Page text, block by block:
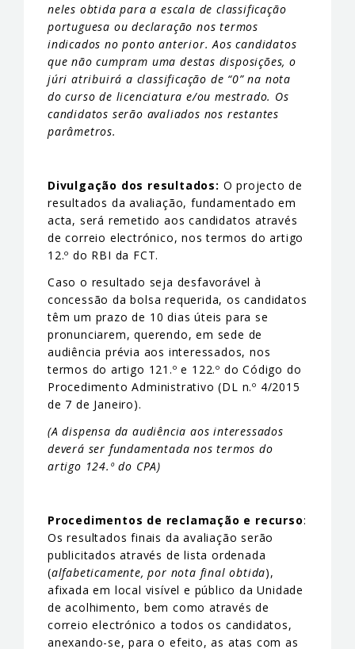
neles obtida para a escala de classificação
portuguesa ou declaração nos termos
indicados no ponto anterior. Aos candidatos
que não cumpram uma destas disposições, o
júri atribuirá a classificação de “0” na nota
do curso de licenciatura e/ou mestrado. Os
candidatos serão avaliados nos restantes
parâmetros.
Divulgação dos resultados: O projecto de
resultados da avaliação, fundamentado em
acta, será remetido aos candidatos através
de correio electrónico, nos termos do artigo
12.º do RBI da FCT.
Caso o resultado seja desfavorável à
concessão da bolsa requerida, os candidatos
têm um prazo de 10 dias úteis para se
pronunciarem, querendo, em sede de
audiência prévia aos interessados, nos
termos do artigo 121.º e 122.º do Código do
Procedimento Administrativo (DL n.º 4/2015
de 7 de Janeiro).
(A dispensa da audiência aos interessados
deverá ser fundamentada nos termos do
artigo 124.º do CPA)
Procedimentos de reclamação e recurso:
Os resultados finais da avaliação serão
publicitados através de lista ordenada
(alfabeticamente, por nota final obtida),
afixada em local visível e público da Unidade
de acolhimento, bem como através de
correio electrónico a todos os candidatos,
anexando-se, para o efeito, as atas com as